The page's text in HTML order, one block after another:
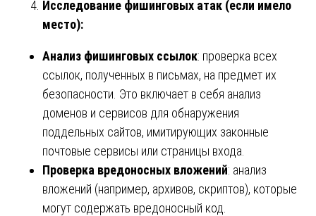
Исследование фишинговых атак (если имело
место):
Анализ фишинговых ссылок: проверка всех
ссылок, полученных в письмах, на предмет их
безопасности. Это включает в себя анализ
доменов и сервисов для обнаружения
поддельных сайтов, имитирующих законные
почтовые сервисы или страницы входа.
Проверка вредоносных вложений: анализ
вложений (например, архивов, скриптов), которые
могут содержать вредоносный код.